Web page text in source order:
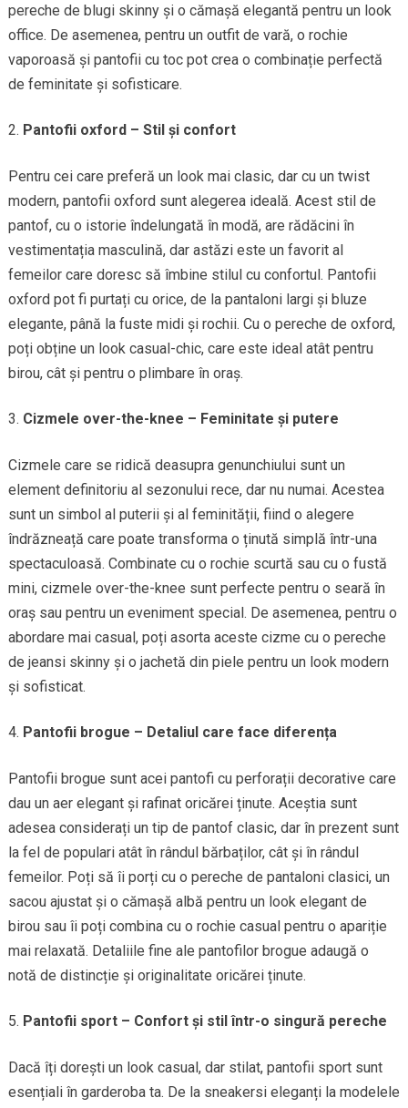
pereche de blugi skinny și o cămașă elegantă pentru un look
office. De asemenea, pentru un outfit de vară, o rochie
vaporoasă și pantofii cu toc pot crea o combinație perfectă
de feminitate și sofisticare.
Pantofii oxford – Stil și confort
Pentru cei care preferă un look mai clasic, dar cu un twist
modern, pantofii oxford sunt alegerea ideală. Acest stil de
pantof, cu o istorie îndelungată în modă, are rădăcini în
vestimentația masculină, dar astăzi este un favorit al
femeilor care doresc să îmbine stilul cu confortul. Pantofii
oxford pot fi purtați cu orice, de la pantaloni largi și bluze
elegante, până la fuste midi și rochii. Cu o pereche de oxford,
poți obține un look casual-chic, care este ideal atât pentru
birou, cât și pentru o plimbare în oraș.
Cizmele over-the-knee – Feminitate și putere
Cizmele care se ridică deasupra genunchiului sunt un
element definitoriu al sezonului rece, dar nu numai. Acestea
sunt un simbol al puterii și al feminității, fiind o alegere
îndrăzneață care poate transforma o ținută simplă într-una
spectaculoasă. Combinate cu o rochie scurtă sau cu o fustă
mini, cizmele over-the-knee sunt perfecte pentru o seară în
oraș sau pentru un eveniment special. De asemenea, pentru o
abordare mai casual, poți asorta aceste cizme cu o pereche
de jeansi skinny și o jachetă din piele pentru un look modern
și sofisticat.
Pantofii brogue – Detaliul care face diferența
Pantofii brogue sunt acei pantofi cu perforații decorative care
dau un aer elegant și rafinat oricărei ținute. Aceștia sunt
adesea considerați un tip de pantof clasic, dar în prezent sunt
la fel de populari atât în rândul bărbaților, cât și în rândul
femeilor. Poți să îi porți cu o pereche de pantaloni clasici, un
sacou ajustat și o cămașă albă pentru un look elegant de
birou sau îi poți combina cu o rochie casual pentru o apariție
mai relaxată. Detaliile fine ale pantofilor brogue adaugă o
notă de distincție și originalitate oricărei ținute.
Pantofii sport – Confort și stil într-o singură pereche
Dacă îți dorești un look casual, dar stilat, pantofii sport sunt
esențiali în garderoba ta. De la sneakersi eleganți la modelele